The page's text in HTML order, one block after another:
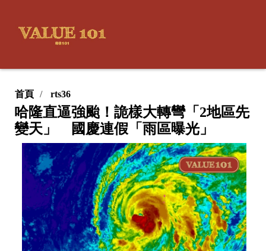
首頁 rts36
哈隆直逼強颱！詭樣大轉彎「2地區先
變天」 國慶連假「雨區曝光」